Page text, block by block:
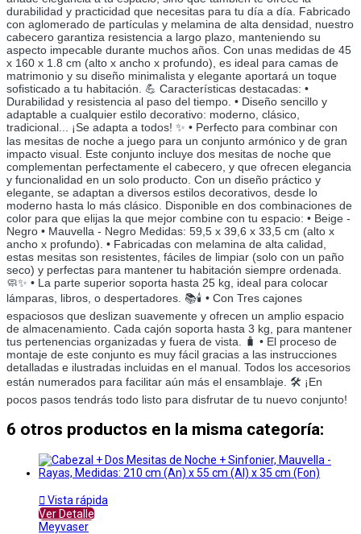
durabilidad y practicidad que necesitas para tu día a día. Fabricado
con aglomerado de partículas y melamina de alta densidad, nuestro
cabecero garantiza resistencia a largo plazo, manteniendo su
aspecto impecable durante muchos años. Con unas medidas de 45
x 160 x 1.8 cm (alto x ancho x profundo), es ideal para camas de
matrimonio y su diseño minimalista y elegante aportará un toque
sofisticado a tu habitación. 💪 Características destacadas: •
Durabilidad y resistencia al paso del tiempo. • Diseño sencillo y
adaptable a cualquier estilo decorativo: moderno, clásico,
tradicional... ¡Se adapta a todos! ✨ • Perfecto para combinar con
las mesitas de noche a juego para un conjunto armónico y de gran
impacto visual. Este conjunto incluye dos mesitas de noche que
complementan perfectamente el cabecero, y que ofrecen elegancia
y funcionalidad en un solo producto. Con un diseño práctico y
elegante, se adaptan a diversos estilos decorativos, desde lo
moderno hasta lo más clásico. Disponible en dos combinaciones de
color para que elijas la que mejor combine con tu espacio: • Beige -
Negro • Mauvella - Negro Medidas: 59,5 x 39,6 x 33,5 cm (alto x
ancho x profundo). • Fabricadas con melamina de alta calidad,
estas mesitas son resistentes, fáciles de limpiar (solo con un paño
seco) y perfectas para mantener tu habitación siempre ordenada.
🧼✨ • La parte superior soporta hasta 25 kg, ideal para colocar
lámparas, libros, o despertadores. 📚🕯️ • Con Tres cajones
espaciosos que deslizan suavemente y ofrecen un amplio espacio
de almacenamiento. Cada cajón soporta hasta 3 kg, para mantener
tus pertenencias organizadas y fuera de vista. 🧳 • El proceso de
montaje de este conjunto es muy fácil gracias a las instrucciones
detalladas e ilustradas incluidas en el manual. Todos los accesorios
están numerados para facilitar aún más el ensamblaje. 🛠️ ¡En
pocos pasos tendrás todo listo para disfrutar de tu nuevo conjunto!
6 otros productos en la misma categoría:
 Vista rápida
Ver Detalle
Meyvaser